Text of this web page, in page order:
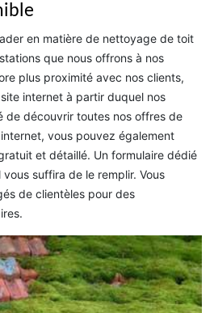
en matière de nettoyage de toit
que nous offrons à nos
plus proximité avec nos clients,
internet à partir duquel nos
de découvrir toutes nos offres de
vous pouvez également
et détaillé. Un formulaire dédié
suffira de le remplir. Vous
de clientèles pour des